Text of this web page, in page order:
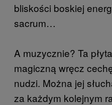
bliskości boskiej
sacrum…
A muzycznie? Ta
magiczną wręcz
nudzi. Można jej
za każdym kolejnym